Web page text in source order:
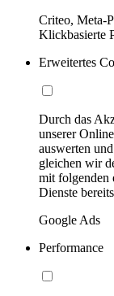
Criteo, Meta-
Klickbasierte
Erweitertes
Durch das
unserer
auswerten
gleichen wir
mit folgenden
Dienste
Google Ads
Performance